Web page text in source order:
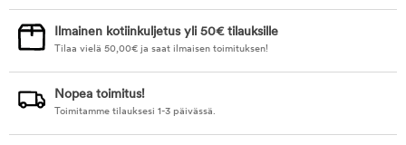
Ilmainen kotiinkuljetus yli 50€ tilauksille
Tilaa vielä 50,00€ ja saat ilmaisen toimituksen!
Nopea toimitus!
Toimitamme tilauksesi 1-3 päivässä.